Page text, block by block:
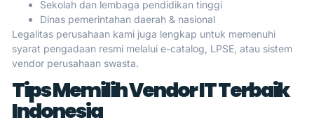
Sekolah dan lembaga pendidikan tinggi
Dinas pemerintahan daerah & nasional
Legalitas perusahaan kami juga lengkap untuk memenuhi
syarat pengadaan resmi melalui e-catalog, LPSE, atau sistem
vendor perusahaan swasta.
Tips Memilih Vendor IT Terbaik
Indonesia